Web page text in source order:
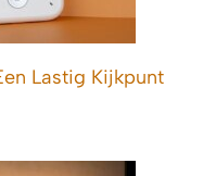
Lastig Kijkpunt